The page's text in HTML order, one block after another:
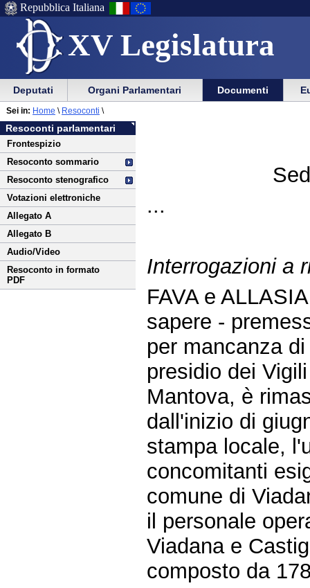
XV Legislatura
Menu
di
ausilio
alla
navigazione
Vai
Menu
di
navigazione
principale
Repubblica Italiana
Menu
di
navigazione
principale
Vai
menu
di
sezione
Deputati Organi Parlamentari Documenti
Vai
al
contenuto
Resoconti parlamentari
Frontespizio
Resoconto sommario
Resoconto stenografico
Votazioni elettroniche
Allegato A
Allegato B
Audio/Video
Resoconto in formato
PDF
Sei in: Home \ Resoconti \
...
Interrogazioni a
FAVA e
sapere -
per mancanza
presidio dei
Mantova, è
dall'inizio di
stampa locale,
concomitanti
comune di
il personale
Viadana e
composto da